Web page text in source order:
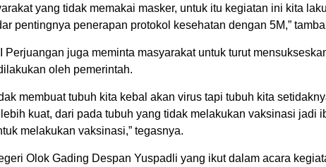
yang tidak memakai masker, untuk itu kegiatan ini kita
pentingnya penerapan protokol kesehatan dengan 5M,”
Perjuangan juga meminta masyarakat untuk turut
oleh pemerintah.
membuat tubuh kita kebal akan virus tapi tubuh kita
kuat, dari pada tubuh yang tidak melakukan vaksinasi jadi
melakukan vaksinasi,” tegasnya.
Olok Gading Despan Yuspadli yang ikut dalam acara